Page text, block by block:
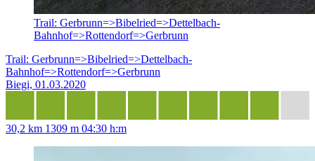
Trail: Gerbrunn=>Bibelried=>Dettelbach-
Bahnhof=>Rottendorf=>Gerbrunn
Trail: Gerbrunn=>Bibelried=>Dettelbach-
Bahnhof=>Rottendorf=>Gerbrunn
Biegi, 01.03.2020
30,2 km 1309 m 04:30 h:m